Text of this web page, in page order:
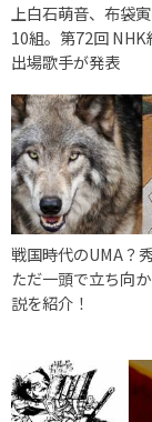
上白石萌音、布袋
10組。第72回 NHK
出場歌手が発表
戦国時代のUMA？
ただ一頭で立ち向
説を紹介！